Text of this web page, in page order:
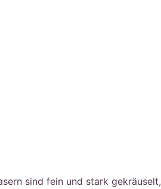
sind fein und stark gekräuselt,